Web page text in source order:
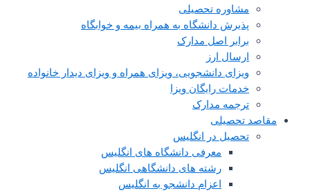
مشاوره تحصیلی
پذیرش دانشگاه به همراه بیمه و خوابگاه
برابر اصل مدارک
ارسال ارز
ویزای دانشجویی، ویزای همراه و ویزای دیدار خانواده
خدمات رایگان ویزا
ترجمه مدارک
مقاصد تحصیلی
تحصیل در انگلیس
معرفی دانشگاه های انگلیس
رشته های دانشگاهی انگلیس
اعزام دانشجو به انگلیس